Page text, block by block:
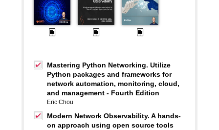
Mastering Python Networking. Utilize
Python packages and frameworks for
network automation, monitoring, cloud,
and management - Fourth Edition
Eric Chou
Modern Network Observability. A hands-
on approach using open source tools